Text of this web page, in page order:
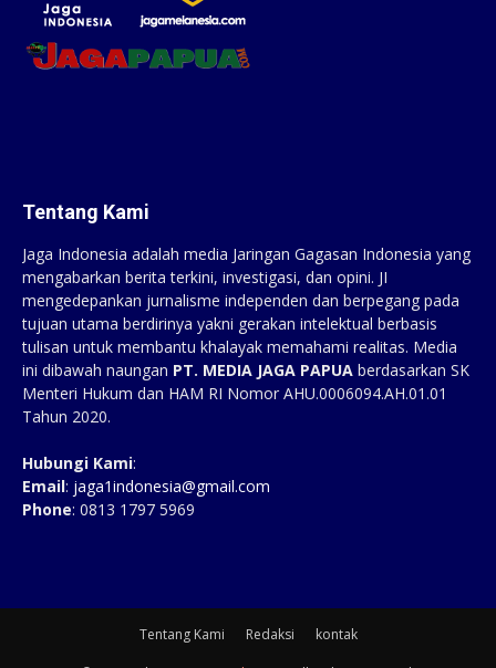
Tentang Kami
Jaga Indonesia adalah media Jaringan Gagasan Indonesia yang
mengabarkan berita terkini, investigasi, dan opini. JI
mengedepankan jurnalisme independen dan berpegang pada
tujuan utama berdirinya yakni gerakan intelektual berbasis
tulisan untuk membantu khalayak memahami realitas. Media
ini dibawah naungan PT. MEDIA JAGA PAPUA berdasarkan SK
Menteri Hukum dan HAM RI Nomor AHU.0006094.AH.01.01
Tahun 2020.
Hubungi Kami:
Email: jaga1indonesia@gmail.com
Phone: 0813 1797 5969
Tentang Kami Redaksi kontak